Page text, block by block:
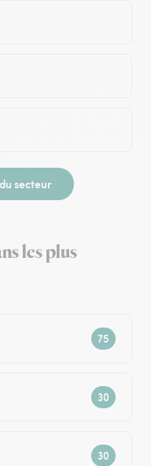
secteur
les plus